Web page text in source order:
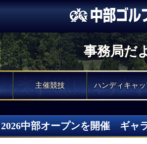
事務局だ
主催競技 ハンディキャ
2026中部オープンを開催 ギャ